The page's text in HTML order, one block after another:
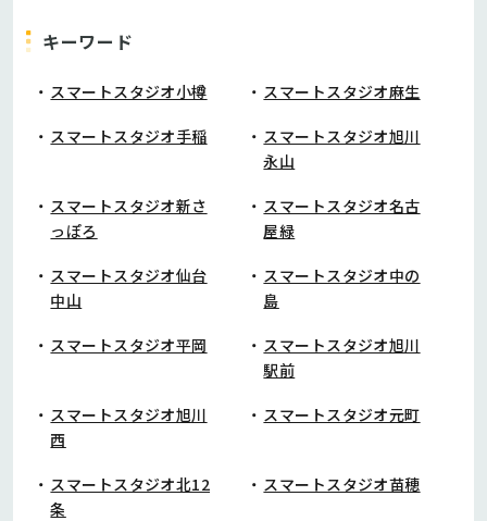
キーワード
スマートスタジオ小樽 スマートスタジオ麻生
スマートスタジオ手稲
スマートスタジオ旭川
永山
スマートスタジオ新さ
っぽろ
スマートスタジオ名古
屋緑
スマートスタジオ仙台
中山
スマートスタジオ中の
島
スマートスタジオ平岡
スマートスタジオ旭川
駅前
スマートスタジオ旭川
西
スマートスタジオ元町
スマートスタジオ北12
条
スマートスタジオ苗穂